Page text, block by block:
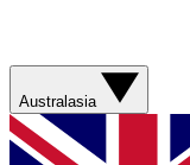
Australasia